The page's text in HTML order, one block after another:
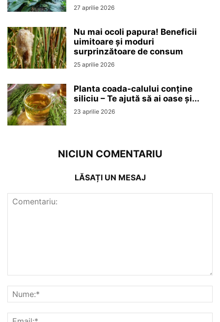
27 aprilie 2026
Nu mai ocoli papura! Beneficii
uimitoare și moduri
surprinzătoare de consum
25 aprilie 2026
Planta coada-calului conține
siliciu – Te ajută să ai oase și...
23 aprilie 2026
NICIUN COMENTARIU
LĂSAȚI UN MESAJ